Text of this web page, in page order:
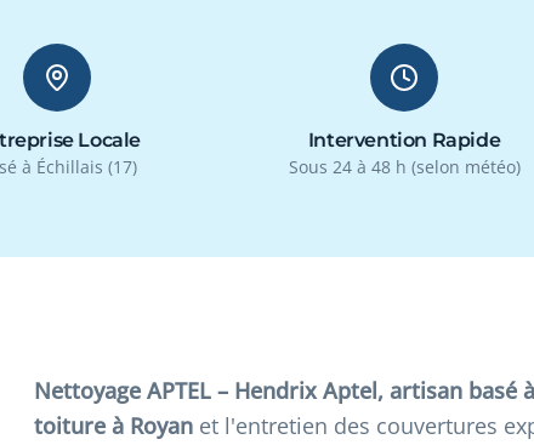
Locale
à Échillais (17)
Intervention Rapide
Sous 24 à 48 h (selon météo)
Nettoyage APTEL – Hendrix Aptel, artisan basé
toiture à Royan et l'entretien des couvertures